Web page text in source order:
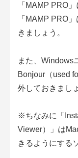
「MAMP PRO
「MAMP PRO
きましょう。
また、Windows
Bonjour（used
外しておきまし
※ちなみに「
Viewer）」は
きるようにする